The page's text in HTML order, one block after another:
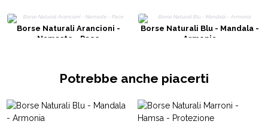
Borse Naturali Arancioni -
Namaste - Pace
Borse Naturali Blu - Mandala -
Armonia
Potrebbe anche piacerti